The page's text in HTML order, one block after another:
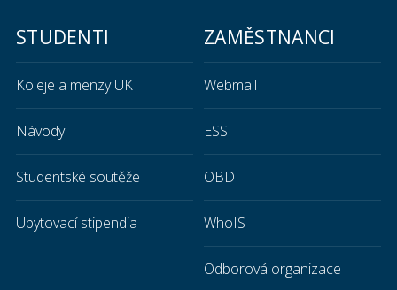
STUDENTI
Koleje a menzy UK
Návody
Studentské soutěže
Ubytovací stipendia
ZAMĚSTNANCI
Webmail
ESS
OBD
WhoIS
Odborová organizace